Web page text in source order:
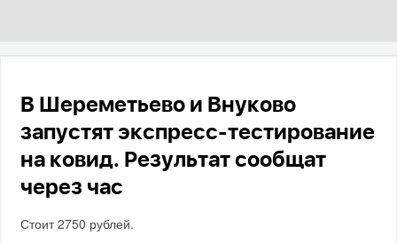
В Шереметьево и Внуково
запустят экспресс-тестирование
на ковид. Результат сообщат
через час
Стоит 2750 рублей.